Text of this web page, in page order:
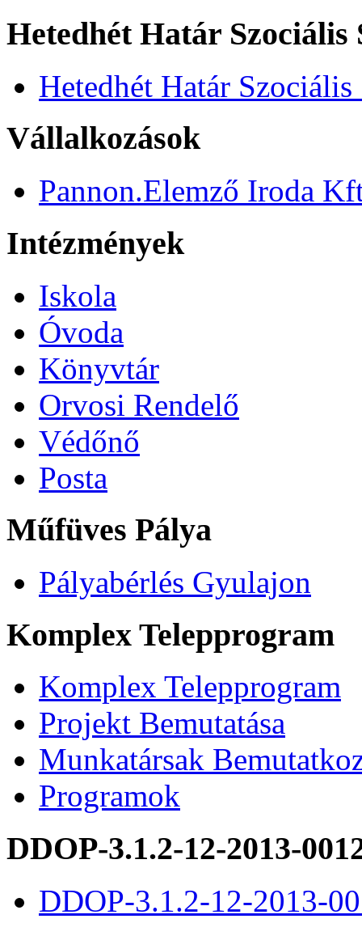
Hetedhét Határ Szociális
Hetedhét Határ Szociális
Vállalkozások
Pannon.Elemző Iroda
Intézmények
Iskola
Óvoda
Könyvtár
Orvosi Rendelő
Védőnő
Posta
Műfüves Pálya
Pályabérlés Gyulajon
Komplex Telepprogram
Komplex Telepprogram
Projekt Bemutatása
Munkatársak
Programok
DDOP-3.1.2-12-2013-
DDOP-3.1.2-12-2013-